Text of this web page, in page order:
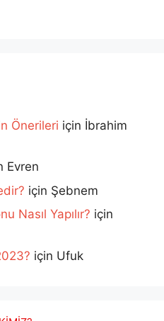
Önerileri için İbrahim
Evren
için Şebnem
Nasıl Yapılır? için
için Ufuk